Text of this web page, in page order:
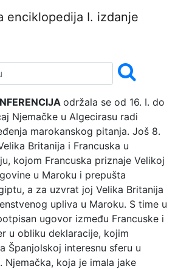
enciklopedija I. izdanje
održala se od 16. I. do
Njemačke u Algecirasu radi
marokanskog pitanja. Još 8.
Britanija i Francuska u
kojom Francuska priznaje Velikoj
u Maroku i prepušta
a za uzvrat joj Velika Britanija
upliva u Maroku. S time u
ugovor između Francuske i
u obliku deklaracije, kojim
Španjolskoj interesnu sferu u
Njemačka, koja je imala jake